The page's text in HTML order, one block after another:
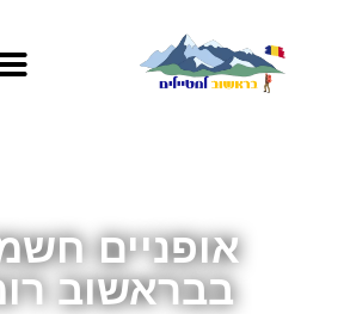
אופניים
בבראשוב